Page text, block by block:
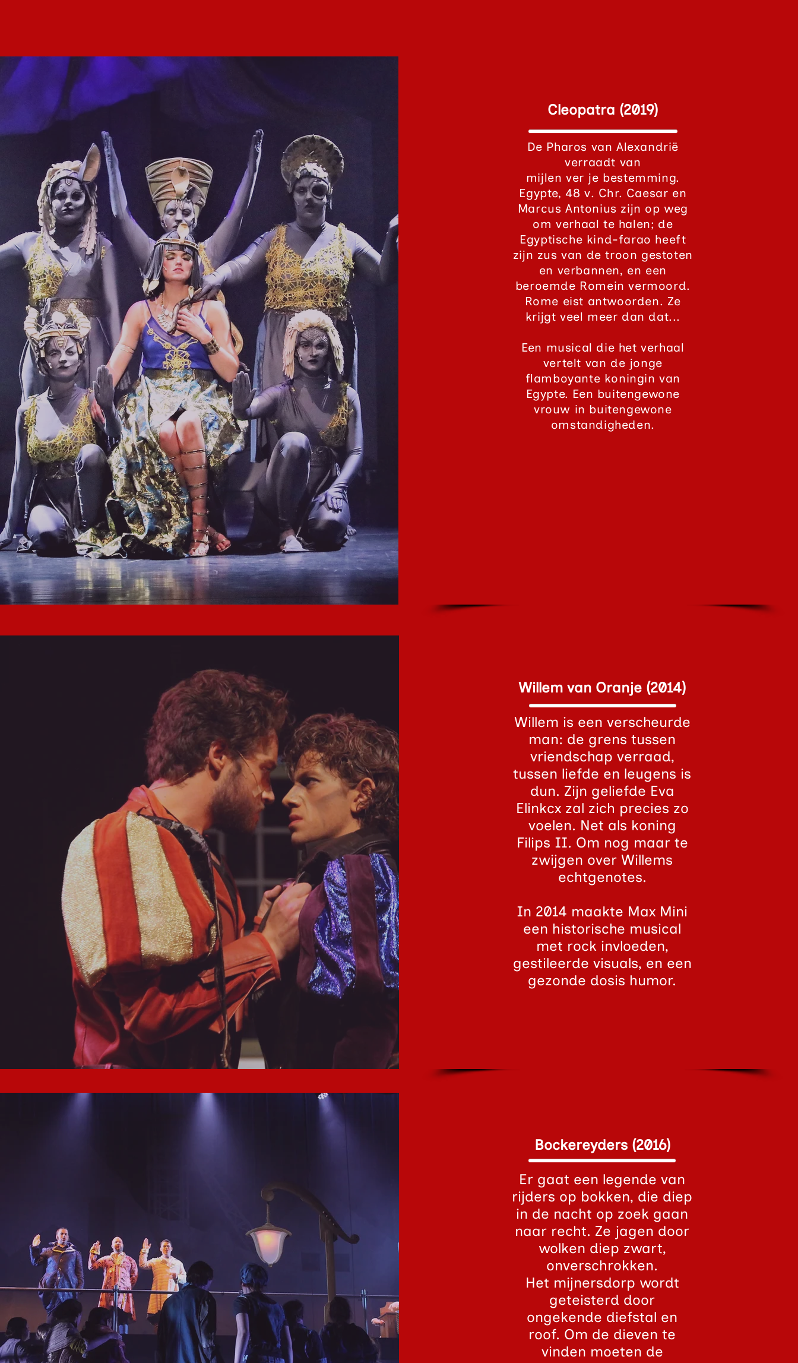
Cleopatra (2019)
De Pharos van Alexandrië
verraadt van
mijlen ver je bestemming.
Egypte, 48 v. Chr. Caesar en
Marcus Antonius zijn op weg
om verhaal te halen; de
Egyptische kind-farao heeft
zijn zus van de troon gestoten
en verbannen, en een
beroemde Romein vermoord.​
Rome eist antwoorden. Ze
krijgt veel meer dan dat...
Een musical die het verhaal
vertelt van de jonge
flamboyante koningin van
Egypte. Een buitengewone
vrouw in buitengewone
omstandigheden.
Willem van Oranje (2014)
Willem is een verscheurde
man: de grens tussen
vriendschap verraad,
tussen liefde en leugens is
dun. Zijn geliefde Eva
Elinkcx zal zich precies zo
voelen. Net als koning
Filips II. Om nog maar te
zwijgen over Willems
echtgenotes.
In 2014 maakte Max Mini
een historische musical
met rock invloeden,
gestileerde visuals, en een
gezonde dosis humor.
Bockereyders (2016)
Er gaat een legende van
rijders op bokken, die diep
in de nacht op zoek gaan
naar recht. Ze jagen door
wolken diep zwart,
onverschrokken.
Het mijnersdorp wordt
geteisterd door
ongekende diefstal en
roof. Om de dieven te
vinden moeten de